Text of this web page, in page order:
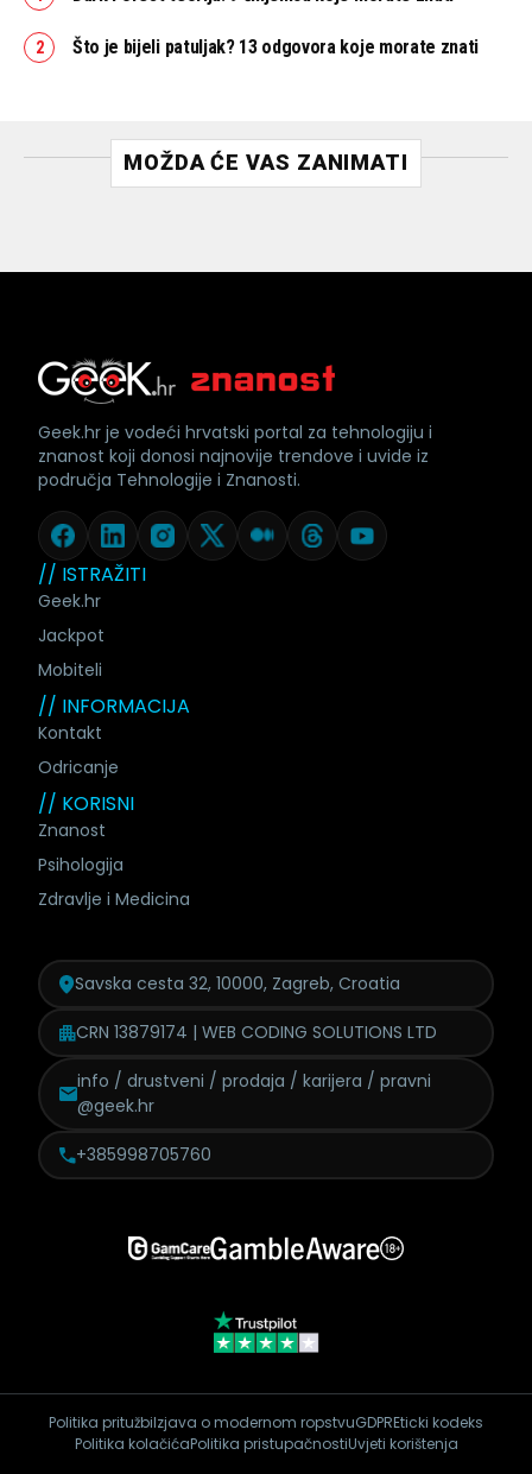
Što je bijeli patuljak? 13 odgovora koje morate znati
MOŽDA ĆE VAS ZANIMATI
// ISTRAŽITI
Geek.hr
Jackpot
Mobiteli
// INFORMACIJA
Kontakt
Odricanje
// KORISNI
Znanost
Psihologija
Zdravlje i Medicina
Geek.hr je vodeći hrvatski portal za tehnologiju i
znanost koji donosi najnovije trendove i uvide iz
područja Tehnologije i Znanosti.
Savska cesta 32, 10000, Zagreb, Croatia
CRN 13879174 | WEB CODING SOLUTIONS LTD
info / drustveni / prodaja / karijera / pravni
@geek.hr
+385998705760
Politika pritužbiIzjava o modernom ropstvuGDPREticki kodeks
Politika kolačićaPolitika pristupačnostiUvjeti korištenja